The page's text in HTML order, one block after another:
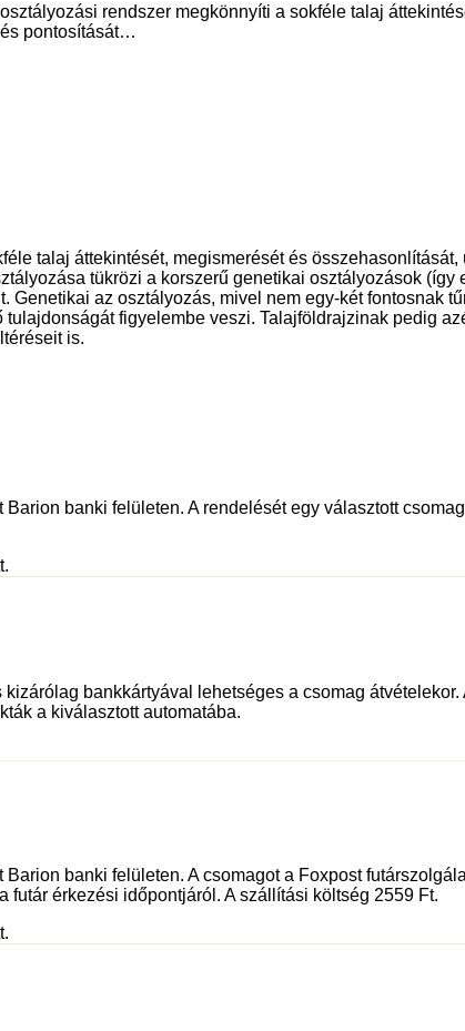
rendszer megkönnyíti a sokféle talaj
pontosítását…
talaj áttekintését, megismerését és
tükrözi a korszerű genetikai osztályozások
az osztályozás, mivel nem egy-két fontosnak
figyelembe veszi. Talajföldrajzinak pedig
is.
banki felületen. A rendelését egy választott
bankkártyával lehetséges a csomag
a kiválasztott automatába.
banki felületen. A csomagot a Foxpost
érkezési időpontjáról. A szállítási költség 2559 Ft.